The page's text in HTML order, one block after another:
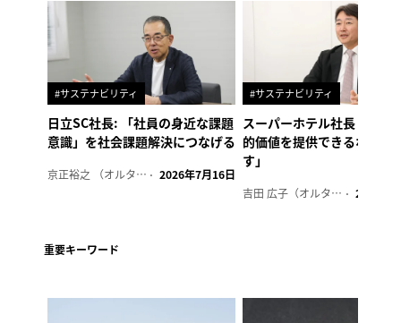
#サステナビリティ
日立SC社長: 「社員の身近な課題
意識」を社会課題解決につなげる
京正裕之 （オルタナ副編集長） 2026年7月16日
#サステナビリティ
スーパーホテル社長「地域
的価値を提供できるホテル
す」
吉田 広子（オルタナ輪番編集長） 2026年6
重要キーワード